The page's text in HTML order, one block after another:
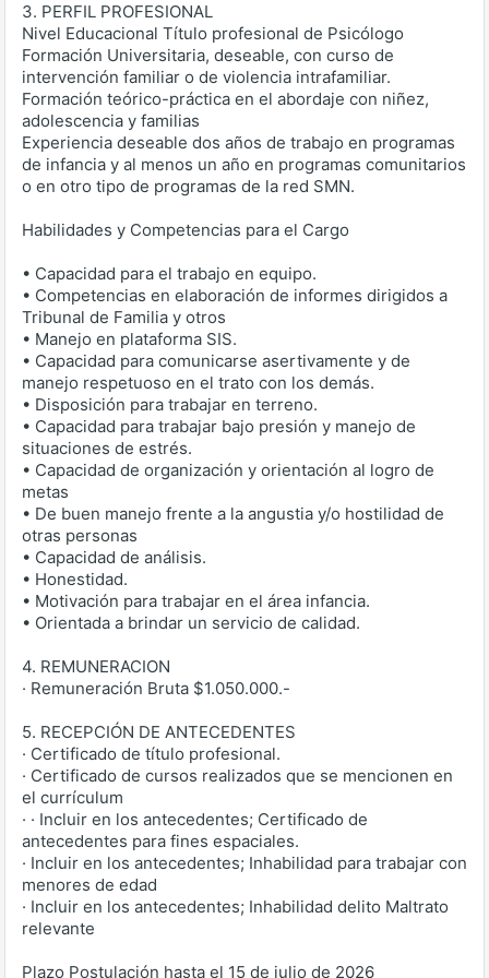
3. PERFIL PROFESIONAL
Nivel Educacional Título profesional de Psicólogo
Formación Universitaria, deseable, con curso de
intervención familiar o de violencia intrafamiliar.
Formación teórico-práctica en el abordaje con niñez,
adolescencia y familias
Experiencia deseable dos años de trabajo en programas
de infancia y al menos un año en programas comunitarios
o en otro tipo de programas de la red SMN.
Habilidades y Competencias para el Cargo
• Capacidad para el trabajo en equipo.
• Competencias en elaboración de informes dirigidos a
Tribunal de Familia y otros
• Manejo en plataforma SIS.
• Capacidad para comunicarse asertivamente y de
manejo respetuoso en el trato con los demás.
• Disposición para trabajar en terreno.
• Capacidad para trabajar bajo presión y manejo de
situaciones de estrés.
• Capacidad de organización y orientación al logro de
metas
• De buen manejo frente a la angustia y/o hostilidad de
otras personas
• Capacidad de análisis.
• Honestidad.
• Motivación para trabajar en el área infancia.
• Orientada a brindar un servicio de calidad.
4. REMUNERACION
· Remuneración Bruta $1.050.000.-
5. RECEPCIÓN DE ANTECEDENTES
· Certificado de título profesional.
· Certificado de cursos realizados que se mencionen en
el currículum
· · Incluir en los antecedentes; Certificado de
antecedentes para fines espaciales.
· Incluir en los antecedentes; Inhabilidad para trabajar con
menores de edad
· Incluir en los antecedentes; Inhabilidad delito Maltrato
relevante
Plazo Postulación hasta el 15 de julio de 2026